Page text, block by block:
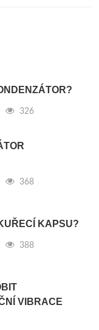
326
368
KAPSU?
388
VIBRACE